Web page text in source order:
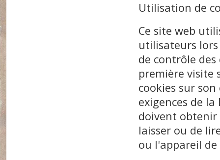
Utilisation de
Ce site web
utilisateurs
de contrôle
première visite
cookies sur
exigences de
doivent obtenir
laisser ou de
ou l'appareil